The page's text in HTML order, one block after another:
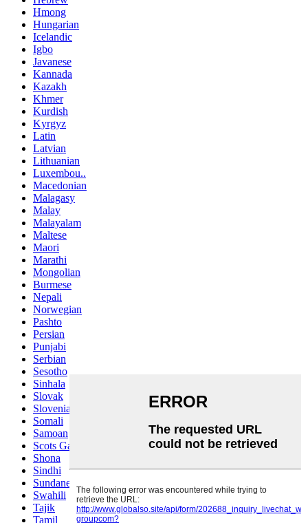
Hmong
Hungarian
Icelandic
Igbo
Javanese
Kannada
Kazakh
Khmer
Kurdish
Kyrgyz
Latin
Latvian
Lithuanian
Luxembou..
Macedonian
Malagasy
Malay
Malayalam
Maltese
Maori
Marathi
Mongolian
Burmese
Nepali
Norwegian
Pashto
Persian
Punjabi
Serbian
Sesotho
Sinhala
Slovak
Slovenian
Somali
Samoan
Scots Gaelic
Shona
Sindhi
Sundanese
Swahili
Tajik
Tamil